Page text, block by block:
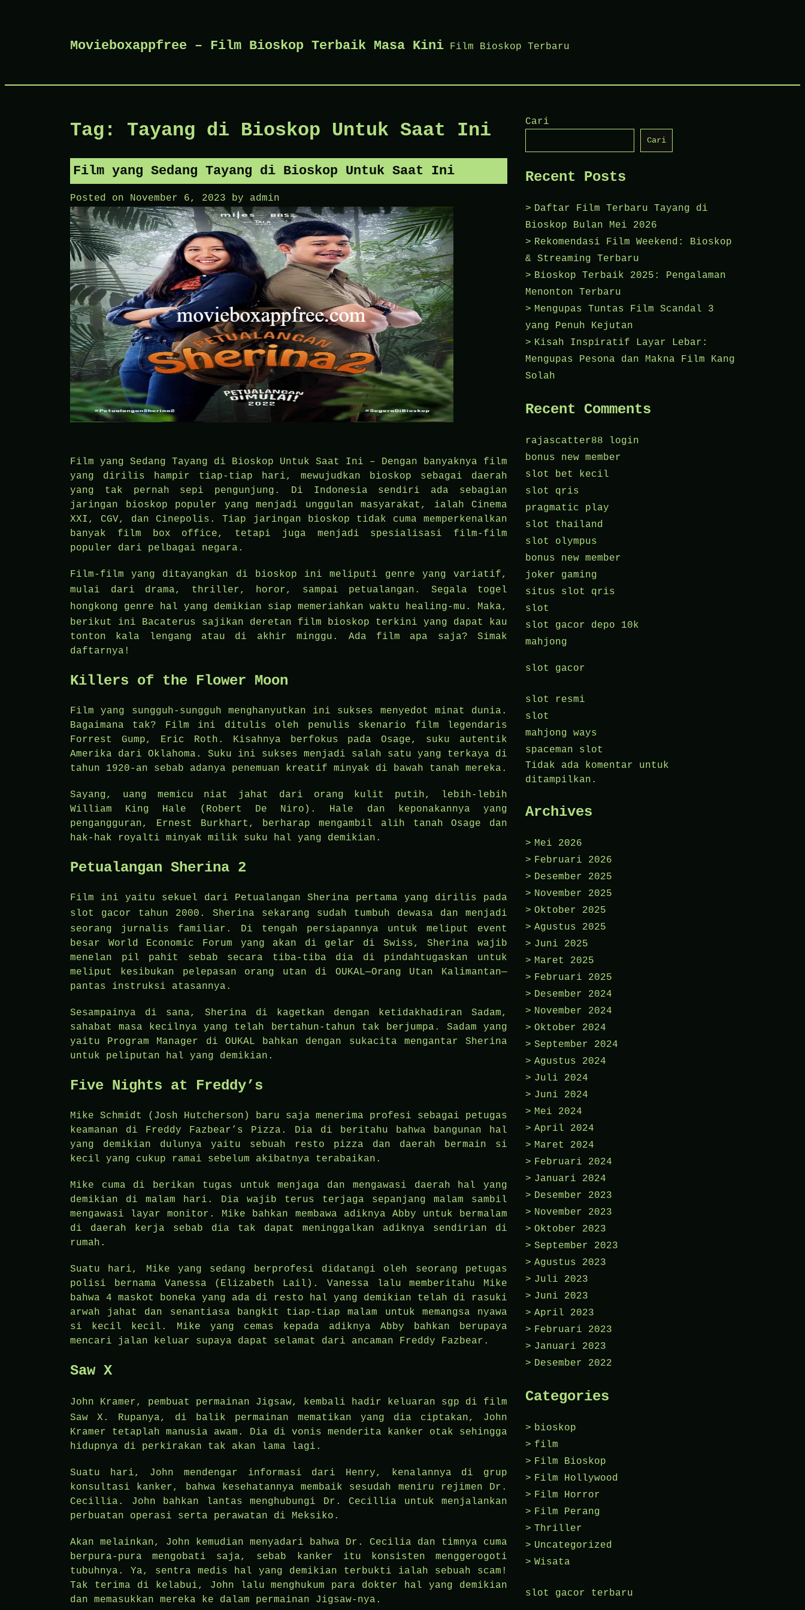
Movieboxappfree – Film Bioskop Terbaik Masa Kini Film Bioskop Terbaru
Tag: Tayang di Bioskop Untuk Saat Ini
Film yang Sedang Tayang di Bioskop Untuk Saat Ini
Posted on November 6, 2023 by admin
Film yang Sedang Tayang di Bioskop Untuk Saat Ini – Dengan banyaknya film
yang dirilis hampir tiap-tiap hari, mewujudkan bioskop sebagai daerah
yang tak pernah sepi pengunjung. Di Indonesia sendiri ada sebagian
jaringan bioskop populer yang menjadi unggulan masyarakat, ialah Cinema
XXI, CGV, dan Cinepolis. Tiap jaringan bioskop tidak cuma memperkenalkan
banyak film box office, tetapi juga menjadi spesialisasi film-film
populer dari pelbagai negara.
Film-film yang ditayangkan di bioskop ini meliputi genre yang variatif,
mulai dari drama, thriller, horor, sampai petualangan. Segala togel
hongkong genre hal yang demikian siap memeriahkan waktu healing-mu. Maka,
berikut ini Bacaterus sajikan deretan film bioskop terkini yang dapat kau
tonton kala lengang atau di akhir minggu. Ada film apa saja? Simak
daftarnya!
Killers of the Flower Moon
Film yang sungguh-sungguh menghanyutkan ini sukses menyedot minat dunia.
Bagaimana tak? Film ini ditulis oleh penulis skenario film legendaris
Forrest Gump, Eric Roth. Kisahnya berfokus pada Osage, suku autentik
Amerika dari Oklahoma. Suku ini sukses menjadi salah satu yang terkaya di
tahun 1920-an sebab adanya penemuan kreatif minyak di bawah tanah mereka.
Sayang, uang memicu niat jahat dari orang kulit putih, lebih-lebih
William King Hale (Robert De Niro). Hale dan keponakannya yang
pengangguran, Ernest Burkhart, berharap mengambil alih tanah Osage dan
hak-hak royalti minyak milik suku hal yang demikian.
Petualangan Sherina 2
Film ini yaitu sekuel dari Petualangan Sherina pertama yang dirilis pada
slot gacor tahun 2000. Sherina sekarang sudah tumbuh dewasa dan menjadi
seorang jurnalis familiar. Di tengah persiapannya untuk meliput event
besar World Economic Forum yang akan di gelar di Swiss, Sherina wajib
menelan pil pahit sebab secara tiba-tiba dia di pindahtugaskan untuk
meliput kesibukan pelepasan orang utan di OUKAL—Orang Utan Kalimantan—
pantas instruksi atasannya.
Sesampainya di sana, Sherina di kagetkan dengan ketidakhadiran Sadam,
sahabat masa kecilnya yang telah bertahun-tahun tak berjumpa. Sadam yang
yaitu Program Manager di OUKAL bahkan dengan sukacita mengantar Sherina
untuk peliputan hal yang demikian.
Five Nights at Freddy’s
Mike Schmidt (Josh Hutcherson) baru saja menerima profesi sebagai petugas
keamanan di Freddy Fazbear’s Pizza. Dia di beritahu bahwa bangunan hal
yang demikian dulunya yaitu sebuah resto pizza dan daerah bermain si
kecil yang cukup ramai sebelum akibatnya terabaikan.
Mike cuma di berikan tugas untuk menjaga dan mengawasi daerah hal yang
demikian di malam hari. Dia wajib terus terjaga sepanjang malam sambil
mengawasi layar monitor. Mike bahkan membawa adiknya Abby untuk bermalam
di daerah kerja sebab dia tak dapat meninggalkan adiknya sendirian di
rumah.
Suatu hari, Mike yang sedang berprofesi didatangi oleh seorang petugas
polisi bernama Vanessa (Elizabeth Lail). Vanessa lalu memberitahu Mike
bahwa 4 maskot boneka yang ada di resto hal yang demikian telah di rasuki
arwah jahat dan senantiasa bangkit tiap-tiap malam untuk memangsa nyawa
si kecil kecil. Mike yang cemas kepada adiknya Abby bahkan berupaya
mencari jalan keluar supaya dapat selamat dari ancaman Freddy Fazbear.
Saw X
John Kramer, pembuat permainan Jigsaw, kembali hadir keluaran sgp di film
Saw X. Rupanya, di balik permainan mematikan yang dia ciptakan, John
Kramer tetaplah manusia awam. Dia di vonis menderita kanker otak sehingga
hidupnya di perkirakan tak akan lama lagi.
Suatu hari, John mendengar informasi dari Henry, kenalannya di grup
konsultasi kanker, bahwa kesehatannya membaik sesudah meniru rejimen Dr.
Cecillia. John bahkan lantas menghubungi Dr. Cecillia untuk menjalankan
perbuatan operasi serta perawatan di Meksiko.
Akan melainkan, John kemudian menyadari bahwa Dr. Cecilia dan timnya cuma
berpura-pura mengobati saja, sebab kanker itu konsisten menggerogoti
tubuhnya. Ya, sentra medis hal yang demikian terbukti ialah sebuah scam!
Tak terima di kelabui, John lalu menghukum para dokter hal yang demikian
dan memasukkan mereka ke dalam permainan Jigsaw-nya.
Cari
Cari
Recent Posts
Daftar Film Terbaru Tayang di
Bioskop Bulan Mei 2026
Rekomendasi Film Weekend: Bioskop
& Streaming Terbaru
Bioskop Terbaik 2025: Pengalaman
Menonton Terbaru
Mengupas Tuntas Film Scandal 3
yang Penuh Kejutan
Kisah Inspiratif Layar Lebar:
Mengupas Pesona dan Makna Film Kang
Solah
Recent Comments
rajascatter88 login
bonus new member
slot bet kecil
slot qris
pragmatic play
slot thailand
slot olympus
bonus new member
joker gaming
situs slot qris
slot
slot gacor depo 10k
mahjong
slot gacor
slot resmi
slot
mahjong ways
spaceman slot
Tidak ada komentar untuk
ditampilkan.
Archives
Mei 2026
Februari 2026
Desember 2025
November 2025
Oktober 2025
Agustus 2025
Juni 2025
Maret 2025
Februari 2025
Desember 2024
November 2024
Oktober 2024
September 2024
Agustus 2024
Juli 2024
Juni 2024
Mei 2024
April 2024
Maret 2024
Februari 2024
Januari 2024
Desember 2023
November 2023
Oktober 2023
September 2023
Agustus 2023
Juli 2023
Juni 2023
April 2023
Februari 2023
Januari 2023
Desember 2022
Categories
bioskop
film
Film Bioskop
Film Hollywood
Film Horror
Film Perang
Thriller
Uncategorized
Wisata
slot gacor terbaru